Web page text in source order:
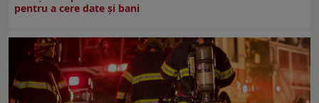
pentru a cere date și bani